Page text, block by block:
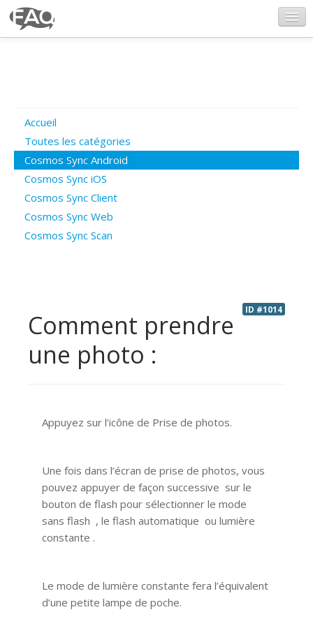
Poser une question
Questions ouvertes
Connexion
Accueil
Toutes les catégories
Cosmos Sync Android
Cosmos Sync iOS
Cosmos Sync Client
Cosmos Sync Web
Cosmos Sync Scan
ID #1014
Comment prendre
une photo :
Appuyez sur l’icône de Prise de photos.
Une fois dans l’écran de prise de photos, vous
pouvez appuyer de façon successive sur le
bouton de flash pour sélectionner le mode
sans flash , le flash automatique ou lumière
constante .
Le mode de lumière constante fera l’équivalent
d’une petite lampe de poche.